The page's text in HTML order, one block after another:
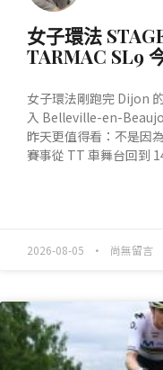
女子環法
TARMAC SL9
女子環法剛跑完 Dijon
入 Belleville-en-
昨天更值得看：不是因
賽事從 TT 車舞台回到
2026-08-05 尚無留言